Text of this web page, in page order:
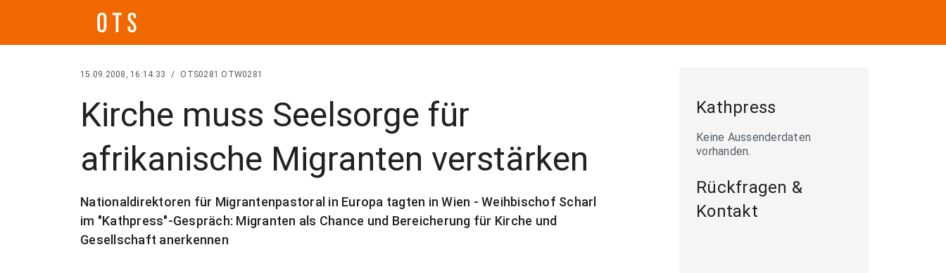
15.09.2008, 16:14:33 / OTS0281 OTW0281
Kirche muss Seelsorge für
afrikanische Migranten verstärken
Nationaldirektoren für Migrantenpastoral in Europa tagten in Wien - Weihbischof Scharl
im "Kathpress"-Gespräch: Migranten als Chance und Bereicherung für Kirche und
Gesellschaft anerkennen
Kathpress
Keine Aussenderdaten
vorhanden.
Rückfragen &
Kontakt